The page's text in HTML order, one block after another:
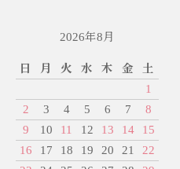
2026年8月
日 月 火 水 木 金
土
1
2
3 4 5 6 7
8
9
10 11 12 13 14
15
16
17 18 19 20 21
22